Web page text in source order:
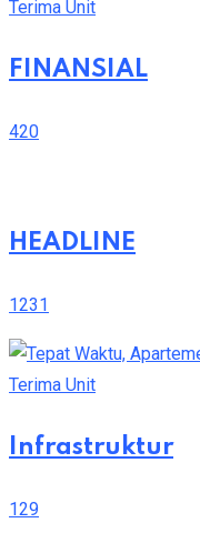
FINANSIAL
420
HEADLINE
1231
Infrastruktur
129